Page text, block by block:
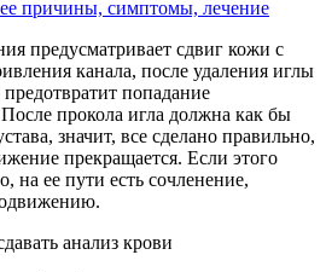
причины, симптомы, лечение
предусматривает сдвиг кожи с
канала, после удаления иглы
попадание
прокола игла должна как бы
значит, все сделано правильно,
прекращается. Если этого
на ее пути есть сочленение,